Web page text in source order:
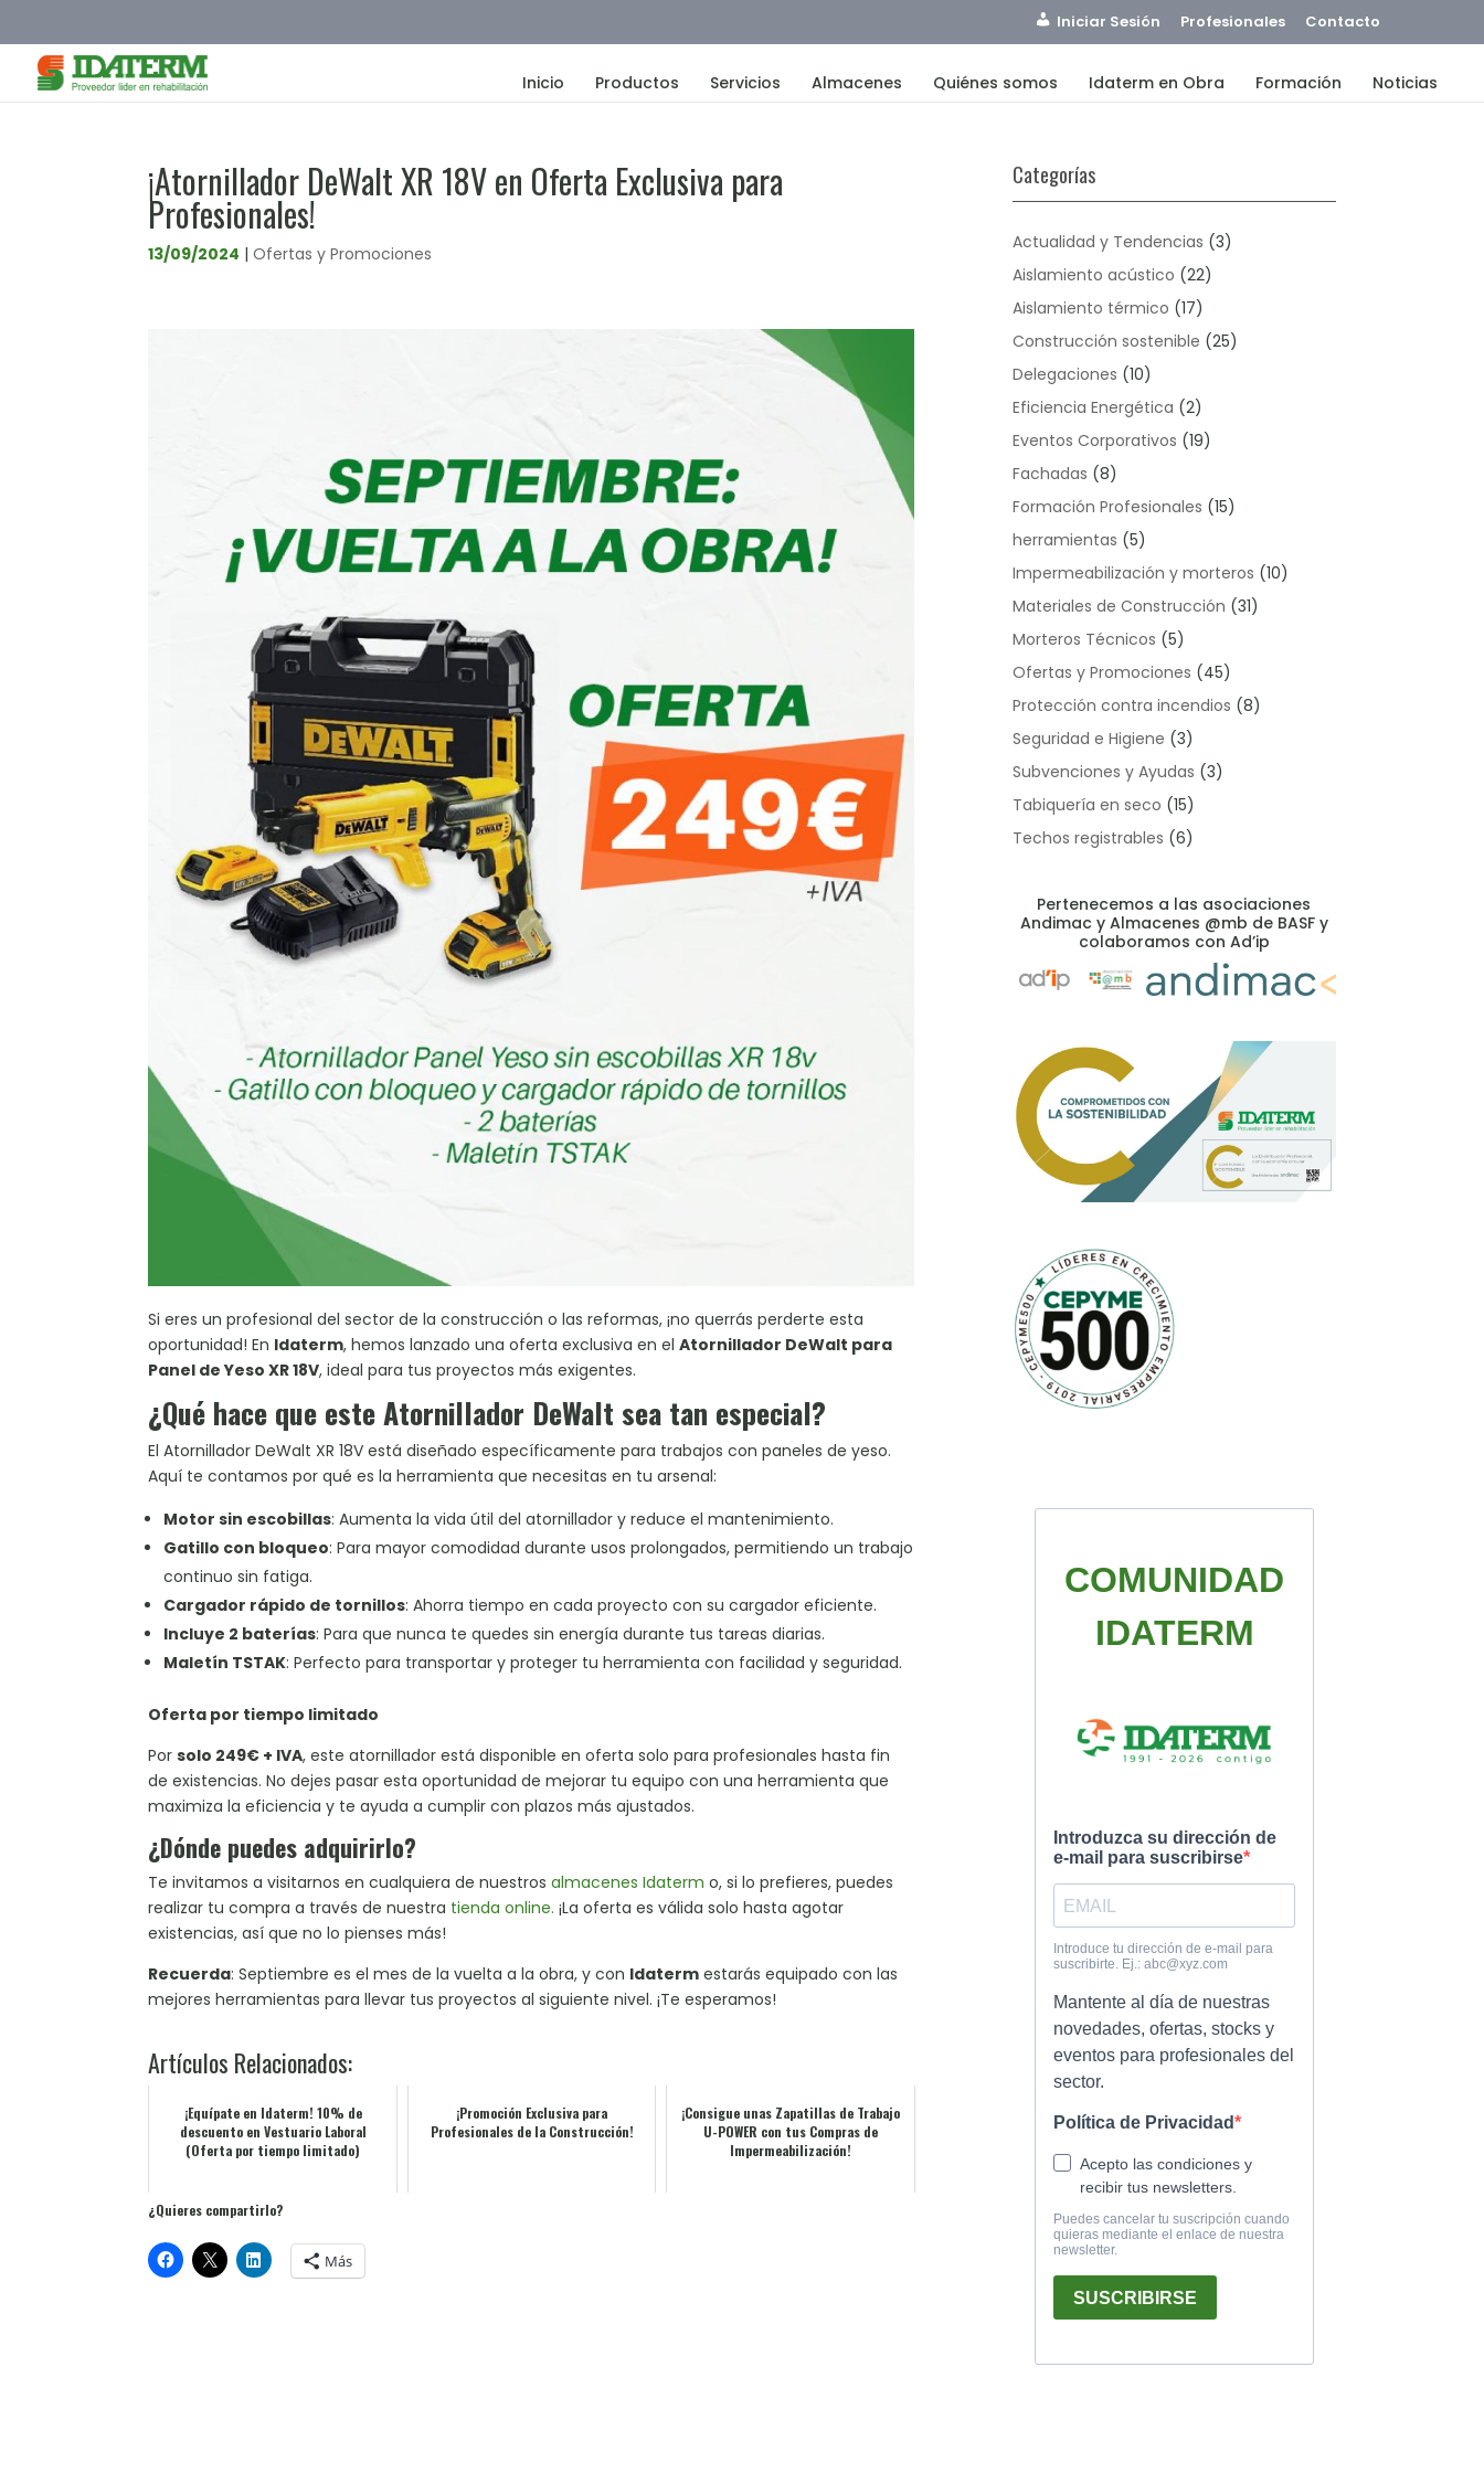
Iniciar Sesión Profesionales Contacto
Inicio Productos Servicios Almacenes Quiénes somos Idaterm en Obra Formación Noticias
¡Atornillador DeWalt XR 18V en Oferta Exclusiva para
Profesionales!
13/09/2024 |Ofertas y Promociones
Si eres un profesional del sector de la construcción o las reformas, ¡no querrás perderte esta
oportunidad! En Idaterm, hemos lanzado una oferta exclusiva en elAtornillador DeWalt para
Panel de Yeso XR 18V, ideal para tus proyectos más exigentes.
¿Qué hace que este Atornillador DeWalt sea tan especial?
El Atornillador DeWalt XR 18V está diseñado específicamente para trabajos con paneles de yeso.
Aquí te contamos por qué es la herramienta que necesitas en tu arsenal:
Motor sin escobillas: Aumenta la vida útil del atornillador y reduce el mantenimiento.
Gatillo con bloqueo: Para mayor comodidad durante usos prolongados, permitiendo un trabajo
continuo sin fatiga.
Cargador rápido de tornillos: Ahorra tiempo en cada proyecto con su cargador eficiente.
Incluye 2 baterías: Para que nunca te quedes sin energía durante tus tareas diarias.
Maletín TSTAK: Perfecto para transportar y proteger tu herramienta con facilidad y seguridad.
Oferta por tiempo limitado
Porsolo 249€ + IVA, este atornillador está disponible en oferta solo para profesionales hasta fin
de existencias. No dejes pasar esta oportunidad de mejorar tu equipo con una herramienta que
maximiza la eficiencia y te ayuda a cumplir con plazos más ajustados.
¿Dónde puedes adquirirlo?
Te invitamos a visitarnos en cualquiera de nuestrosalmacenes Idaterm o, si lo prefieres, puedes
realizar tu compra a través de nuestra tienda online. ¡La oferta es válida solo hasta agotar
existencias, así que no lo pienses más!
Recuerda: Septiembre es el mes de la vuelta a la obra, y con Idaterm estarás equipado con las
mejores herramientas para llevar tus proyectos al siguiente nivel. ¡Te esperamos!
Artículos Relacionados:
¡Equípate en Idaterm! 10% de
descuento en Vestuario Laboral
(Oferta por tiempo limitado)
¡Promoción Exclusiva para
Profesionales de la Construcción!
¡Consigue unas Zapatillas de Trabajo
U-POWER con tus Compras de
Impermeabilización!
¿Quieres compartirlo?
Más
Categorías
Actualidad y Tendencias (3)
Aislamiento acústico (22)
Aislamiento térmico (17)
Construcción sostenible (25)
Delegaciones (10)
Eficiencia Energética (2)
Eventos Corporativos (19)
Fachadas (8)
Formación Profesionales (15)
herramientas (5)
Impermeabilización y morteros (10)
Materiales de Construcción (31)
Morteros Técnicos (5)
Ofertas y Promociones (45)
Protección contra incendios (8)
Seguridad e Higiene (3)
Subvenciones y Ayudas (3)
Tabiquería en seco (15)
Techos registrables (6)
Pertenecemos a las asociaciones
Andimac y Almacenes @mb de BASF y
colaboramos con Ad’ip